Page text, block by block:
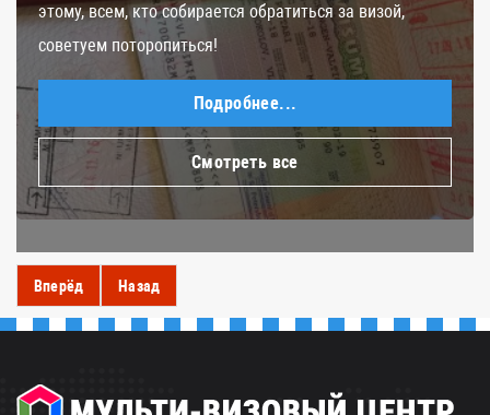
этому, всем, кто собирается обратиться за визой,
советуем поторопиться!
Подробнее...
Смотреть все
Вперёд Назад